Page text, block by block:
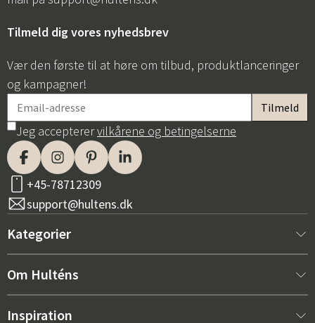
Sverige
Norge
Tilmeld dig vores nyhedsbrev
Vær den første til at høre om tilbud, produktlanceringer
og kampagner!
Jeg accepterervilkårene og betingelserne
+45-78712309
support@hultens.dk
Kategorier
Nyt hos os
Om Hulténs
Om Hulténs
Inspiration